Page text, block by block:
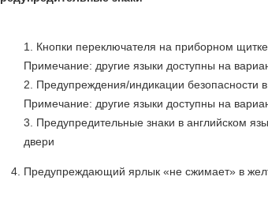
Кнопки переключателя на приборном
Примечание: другие языки доступны на
Предупреждения/индикации безопасности
Примечание: другие языки доступны на
Предупредительные знаки в английском
двери
Предупреждающий ярлык «не сжимает» в